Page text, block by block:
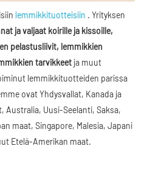
lemmikkituotteisiin . Yrityksen
ja valjaat koirille ja kissoille,
pelastusliivit, lemmikkien
tarvikkeet ja muut
lemmikkituotteiden parissa
ovat Yhdysvallat, Kanada ja
Australia, Uusi-Seelanti, Saksa,
maat, Singapore, Malesia, Japani
Etelä-Amerikan maat.